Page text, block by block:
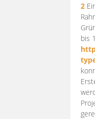
2
bis